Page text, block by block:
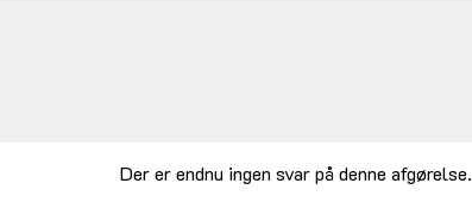
Der er endnu ingen svar på denne afgørelse.